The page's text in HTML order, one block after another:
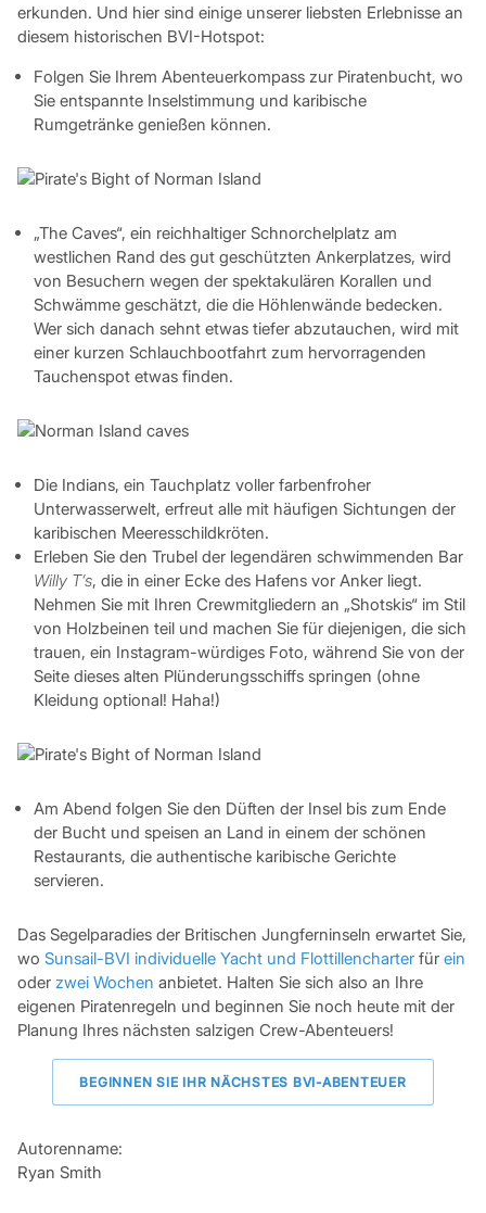
erkunden. Und hier sind einige unserer liebsten Erlebnisse an
diesem historischen BVI-Hotspot:
Folgen Sie Ihrem Abenteuerkompass zur Piratenbucht, wo
Sie entspannte Inselstimmung und karibische
Rumgetränke genießen können.
„The Caves“, ein reichhaltiger Schnorchelplatz am
westlichen Rand des gut geschützten Ankerplatzes, wird
von Besuchern wegen der spektakulären Korallen und
Schwämme geschätzt, die die Höhlenwände bedecken.
Wer sich danach sehnt etwas tiefer abzutauchen, wird mit
einer kurzen Schlauchbootfahrt zum hervorragenden
Tauchenspot etwas finden.
Die Indians, ein Tauchplatz voller farbenfroher
Unterwasserwelt, erfreut alle mit häufigen Sichtungen der
karibischen Meeresschildkröten.
Erleben Sie den Trubel der legendären schwimmenden Bar
Willy T’s, die in einer Ecke des Hafens vor Anker liegt.
Nehmen Sie mit Ihren Crewmitgliedern an „Shotskis“ im Stil
von Holzbeinen teil und machen Sie für diejenigen, die sich
trauen, ein Instagram-würdiges Foto, während Sie von der
Seite dieses alten Plünderungsschiffs springen (ohne
Kleidung optional! Haha!)
Am Abend folgen Sie den Düften der Insel bis zum Ende
der Bucht und speisen an Land in einem der schönen
Restaurants, die authentische karibische Gerichte
servieren.
Das Segelparadies der Britischen Jungferninseln erwartet Sie,
wo Sunsail-BVI individuelle Yacht und Flottillencharterfür ein
oder zwei Wochen anbietet. Halten Sie sich also an Ihre
eigenen Piratenregeln und beginnen Sie noch heute mit der
Planung Ihres nächsten salzigen Crew-Abenteuers!
BEGINNEN SIE IHR NÄCHSTES BVI-ABENTEUER
Autorenname:
Ryan Smith